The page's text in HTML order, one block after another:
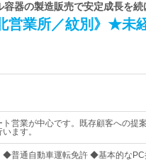
器の製造販売で安定成長を続
営業所／紋別》★未
営業が中心です。既存顧客への提
ます。
◆普通自動車運転免許 ◆基本的な